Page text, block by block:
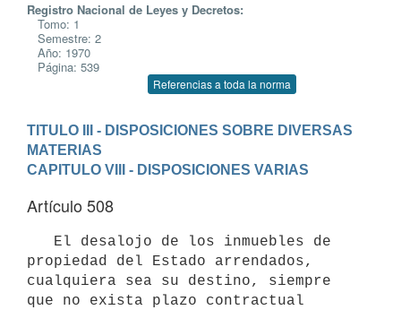
Registro Nacional de Leyes y Decretos:
Tomo: 1
Semestre: 2
Año: 1970
Página: 539
Referencias a toda la norma
TITULO III - DISPOSICIONES SOBRE DIVERSAS
MATERIAS
CAPITULO VIII - DISPOSICIONES VARIAS
Artículo 508
propiedad del Estado arrendados,
cualquiera sea su destino, siempre
que no exista plazo contractual